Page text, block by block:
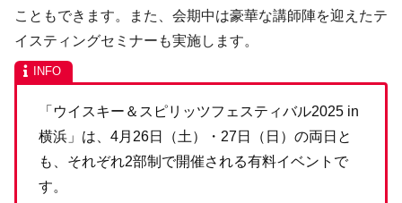
こともできます。また、会期中は豪華な講師陣を迎えたテ
イスティングセミナーも実施します。
「ウイスキー＆スピリッツフェスティバル2025 in
横浜」は、4月26日（土）・27日（日）の両日と
も、それぞれ2部制で開催される有料イベントで
す。